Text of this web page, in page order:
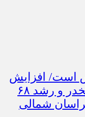
است/ افزایش
۴۳ درصدی کشفیات مواد مخدر و رشد ۶۸
شمالی